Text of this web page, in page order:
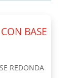
BASE
REDONDA